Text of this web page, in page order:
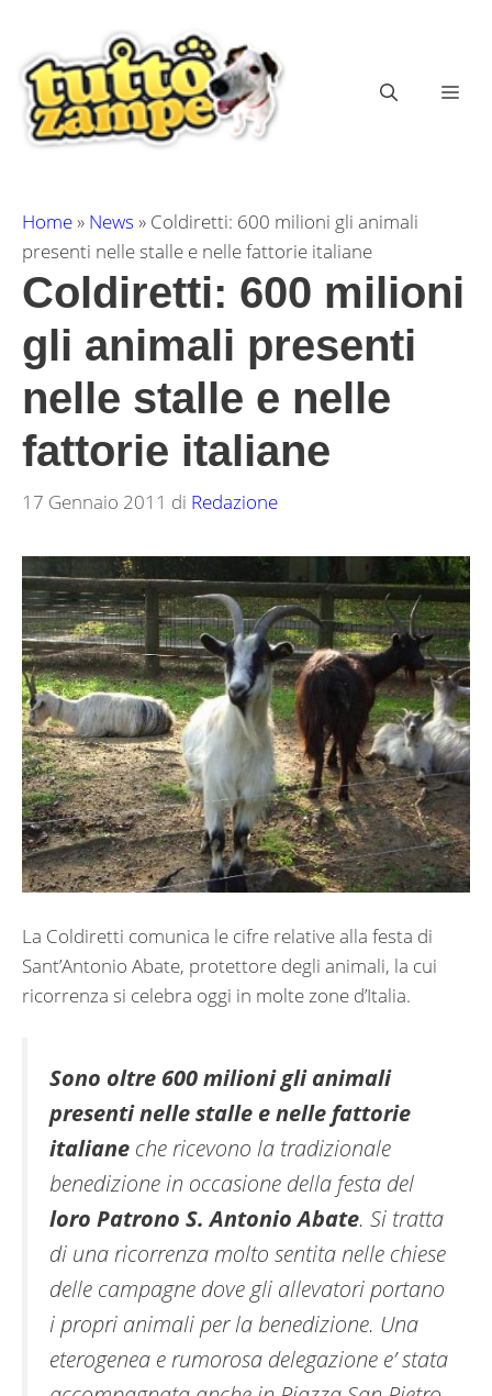
contenuto
Home» News » Coldiretti: 600 milioni gli animali
presenti nelle stalle e nelle fattorie italiane
Coldiretti: 600 milioni
gli animali presenti
nelle stalle e nelle
fattorie italiane
17 Gennaio 2011 di Redazione
La Coldiretti comunica le cifre relative alla festa di
Sant’Antonio Abate, protettore degli animali, la cui
ricorrenza si celebra oggi in molte zone d’Italia.
Sono oltre 600 milioni gli animali
presenti nelle stalle e nelle fattorie
italiane che ricevono la tradizionale
benedizione in occasione della festa del
loro Patrono S. Antonio Abate. Si tratta
di una ricorrenza molto sentita nelle chiese
delle campagne dove gli allevatori portano
i propri animali per la benedizione. Una
eterogenea e rumorosa delegazione e’ stata